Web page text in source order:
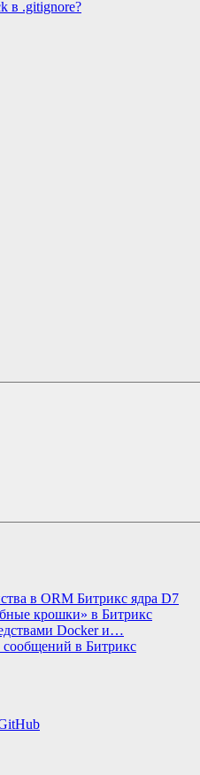
в .gitignore?
в ORM Битрикс ядра D7
крошки» в Битрикс
Docker и…
в Битрикс